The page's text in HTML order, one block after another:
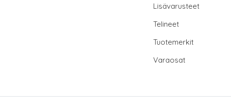
Lisävarusteet
Telineet
Tuotemerkit
Varaosat